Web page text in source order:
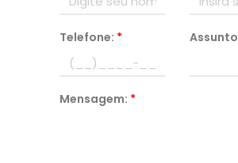
Telefone: *
Mensagem: *